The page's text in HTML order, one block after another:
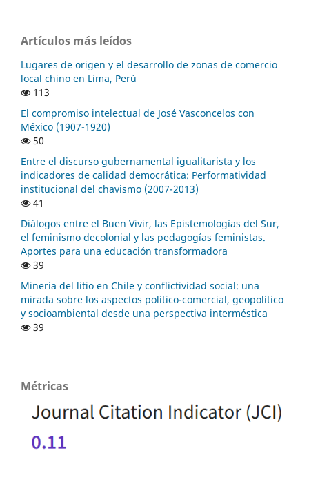
Artículos más leídos
Lugares de origen y el desarrollo de zonas de comercio
local chino en Lima, Perú
113
El compromiso intelectual de José Vasconcelos con
México (1907-1920)
50
Entre el discurso gubernamental igualitarista y los
indicadores de calidad democrática: Performatividad
institucional del chavismo (2007-2013)
41
Diálogos entre el Buen Vivir, las Epistemologías del Sur,
el feminismo decolonial y las pedagogías feministas.
Aportes para una educación transformadora
39
Minería del litio en Chile y conflictividad social: una
mirada sobre los aspectos político-comercial, geopolítico
y socioambiental desde una perspectiva interméstica
39
Métricas